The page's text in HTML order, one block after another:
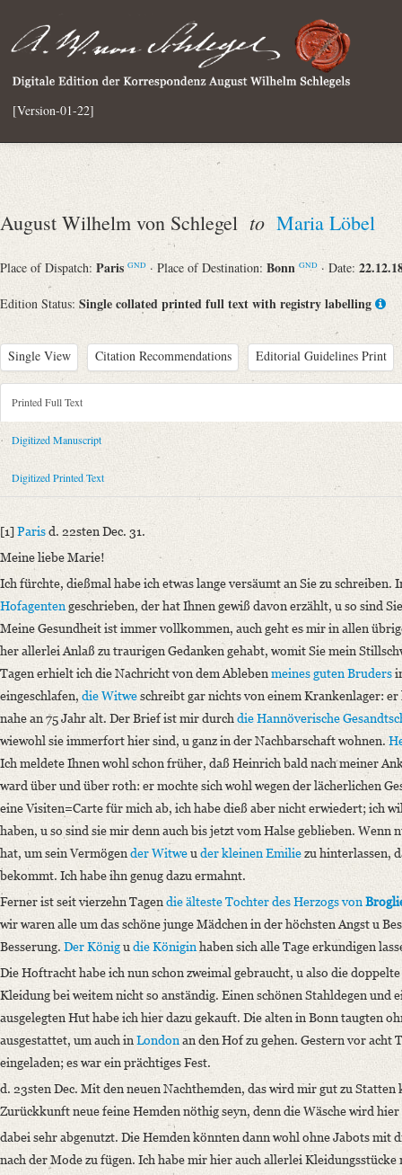
[Version-01-22]
August Wilhelm von Schlegel to Maria Löbel
Place of Dispatch: Paris GND · Place of Destination: Bonn GND · Date:
Edition Status: Single collated printed full text with registry labelling
Single View Citation Recommendations Editorial Guidelines Print
Metadata Concerning Header
Sender: August Wilhelm von Schlegel
Recipient: Maria Löbel
Place of Dispatch: Paris
Place of Destination: Bonn
Printed Text
Bibliography: „Meine liebe Marie“ ‒ „Werthester Herr Professor“.
Hg. v. Ralf Georg Czapla und Franca Victoria Schankweiler. Bonn
Incipit: „[1] Paris d. 22sten Dec. 31.
Meine liebe Marie!
Ich fürchte, dießmal habe ich etwas lange versäumt an Sie zu
Manuscript
Provider: Strasbourg, Bibliothèque Nationale et Universitaire de
Classification Number: MS.2.882,89
Number of Pages: 1 Dbl., 4 S., hs. m. U.
Language
German
Printed Full Text
Digitized Manuscript
Digitized Printed Text
[1]Parisd. 22sten Dec. 31.
Meine liebe Marie!
Ich fürchte, dießmal habe ich etwas lange versäumt an Sie zu
Hofagentengeschrieben, der hat Ihnen gewiß davon erzählt, u so sind
Meine Gesundheit ist immer vollkommen, auch geht es mir in allen
her allerlei Anlaß zu traurigen Gedanken gehabt, womit Sie mein
Tagen erhielt ich die Nachricht von dem Ablebenmeines guten Bruders
eingeschlafen, die Witweschreibt gar nichts von einem Krankenlager:
nahe an 75 Jahr alt. Der Brief ist mir durch die Hannöverische
wiewohl sie immerfort hier sind, u ganz in der Nachbarschaft wohnen.
Ich meldete Ihnen wohl schon früher, daß Heinrich bald nach meiner
ward über und über roth: er mochte sich wohl wegen der lächerlichen
eine Visiten=Carte für mich ab, ich habe dieß aber nicht erwiedert; ich
haben, u so sind sie mir denn auch bis jetzt vom Halse geblieben. Wenn
hat, um sein Vermögen der Witweu der kleinen Emiliezu hinterlassen,
bekommt. Ich habe ihn genug dazu ermahnt.
Ferner ist seit vierzehn Tagen die älteste Tochterdes Herzogs von
wir waren alle um das schöne junge Mädchen in der höchsten Angst u
Besserung. Der Königu die Königinhaben sich alle Tage erkundigen
Die Hoftracht habe ich nun schon zweimal gebraucht, u also die
Kleidung bei weitem nicht so anständig. Einen schönen Stahldegen und
ausgelegten Hut habe ich hier dazu gekauft. Die alten in Bonn taugten
ausgestattet, um auch in Londonan den Hof zu gehen. Gestern vor acht
eingeladen; es war ein prächtiges Fest.
d. 23sten Dec. Mit den neuen Nachthemden, das wird mir gut zu
Zurückkunft neue feine Hemden nöthig seyn, denn die Wäsche wird
dabei sehr abgenutzt. Die Hemden könnten dann wohl ohne Jabots mit
nach der Mode zu fügen. Ich habe mir hier auch allerlei Kleidungsstücke